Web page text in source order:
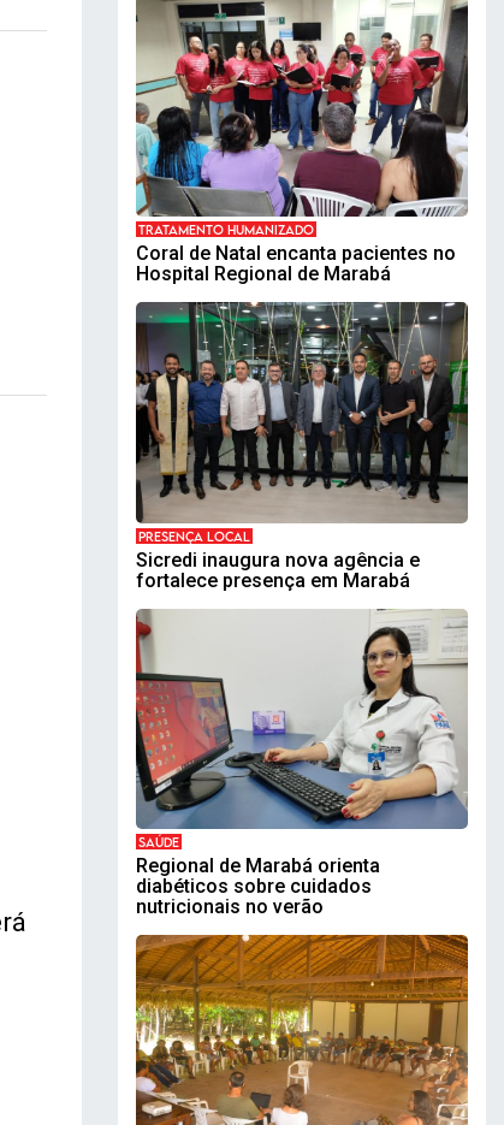
TRATAMENTO HUMANIZADO
Coral de Natal encanta pacientes no
Hospital Regional de Marabá
PRESENÇA LOCAL
Sicredi inaugura nova agência e
fortalece presença em Marabá
SAÚDE
Regional de Marabá orienta
diabéticos sobre cuidados
nutricionais no verão